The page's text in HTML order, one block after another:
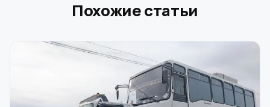
Похожие статьи